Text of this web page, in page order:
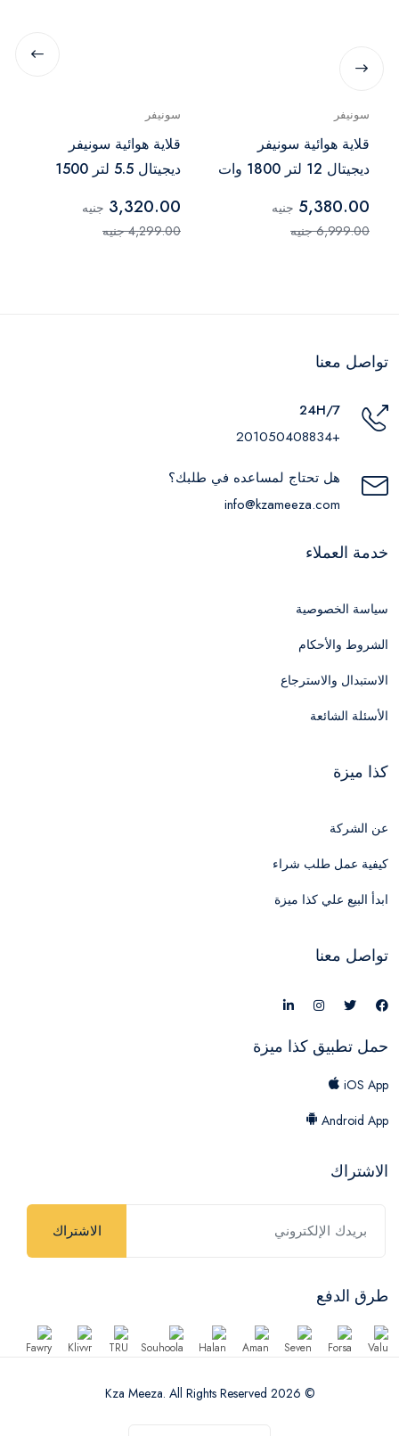
سونيفر
قلاية هوائية سونيفر
ديجيتال 12 لتر 1800 وات
5,380.00 جنيه
6,999.00 جنيه
سونيفر
قلاية هوائية سونيفر
ديجيتال 5.5 لتر 1500
3,320.00 جنيه
4,299.00 جنيه
تواصل معنا
24H/7
+201050408834
هل تحتاج لمساعده في طلبك؟
info@kzameeza.com
خدمة العملاء
سياسة الخصوصية
الشروط والأحكام
الاستبدال والاسترجاع
الأسئلة الشائعة
كذا ميزة
عن الشركة
كيفية عمل طلب شراء
ابدأ البيع علي كذا ميزة
تواصل معنا
حمل تطبيق كذا ميزة
iOS App
Android App
الاشتراك
الاشتراك
طرق الدفع
© 2026 Kza Meeza. All Rights Reserved